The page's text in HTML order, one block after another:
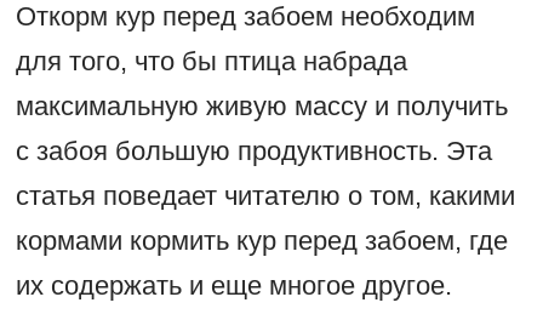
Откорм кур перед забоем необходим
для того, что бы птица набрада
максимальную живую массу и получить
с забоя большую продуктивность. Эта
статья поведает читателю о том, какими
кормами кормить кур перед забоем, где
их содержать и еще многое другое.